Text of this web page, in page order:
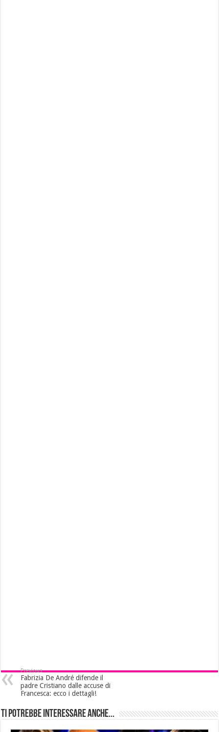
Previous
Fabrizia De André difende il
padre Cristiano dalle accuse di
Francesca: ecco i dettagli!
Ti potrebbe interessare anche...